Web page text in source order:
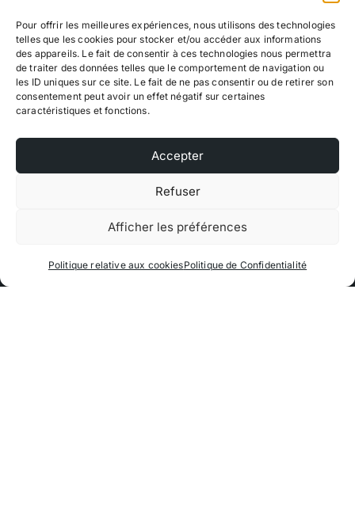
Pour offrir les meilleures expériences, nous utilisons des technologies
telles que les cookies pour stocker et/ou accéder aux informations
des appareils. Le fait de consentir à ces technologies nous permettra
de traiter des données telles que le comportement de navigation ou
les ID uniques sur ce site. Le fait de ne pas consentir ou de retirer son
consentement peut avoir un effet négatif sur certaines
caractéristiques et fonctions.
Accepter
Refuser
Afficher les préférences
Politique relative aux cookiesPolitique de Confidentialité